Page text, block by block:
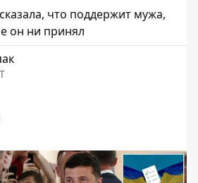
что поддержит мужа,
он ни принял